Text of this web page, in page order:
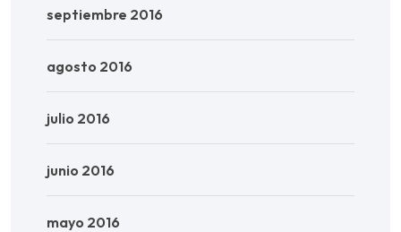
septiembre 2016
agosto 2016
julio 2016
junio 2016
mayo 2016